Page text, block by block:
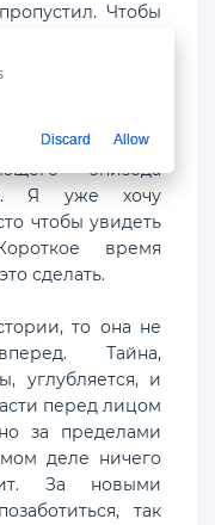
Чтобы
решений до
вес, но и
эпизода
Я уже хочу
чтобы увидеть
время
сделать.
то она не
Тайна,
углубляется, и
перед лицом
за пределами
деле ничего
За новыми
так
Discard Allow